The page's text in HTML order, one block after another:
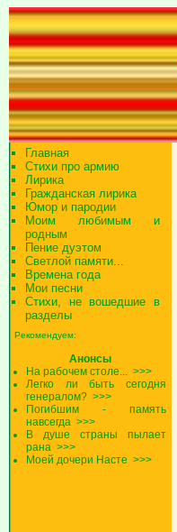
Главная
Стихи про армию
Лирика
Гражданская лирика
Юмор и пародии
Моим любимым и
родным
Пение дуэтом
Светлой памяти...
Времена года
Мои песни
Стихи, не вошедшие в
разделы
Рекомендуем:
Анонсы
На рабочем столе... >>>
Легко ли быть сегодня
генералом? >>>
Погибшим - память
навсегда >>>
В душе страны пылает
рана >>>
Моей дочери Насте >>>